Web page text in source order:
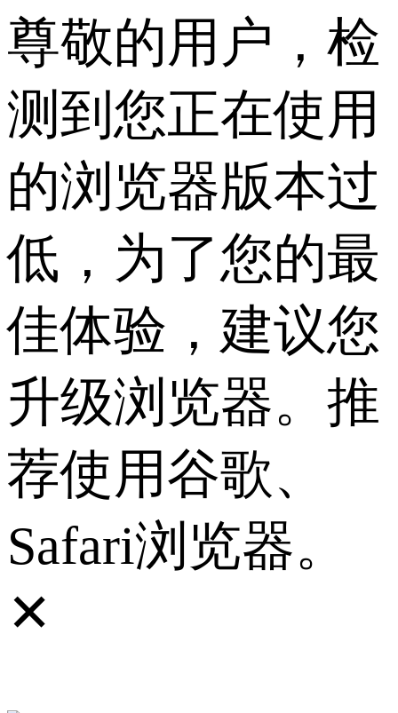
尊敬的用户，检
测到您正在使用
的浏览器版本过
低，为了您的最
佳体验，建议您
升级浏览器。推
荐使用谷歌、
Safari浏览器。
✕